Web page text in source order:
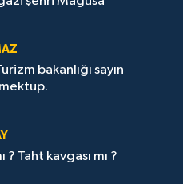
bakanlığı sayın
mektup.
? Taht kavgası mı ?